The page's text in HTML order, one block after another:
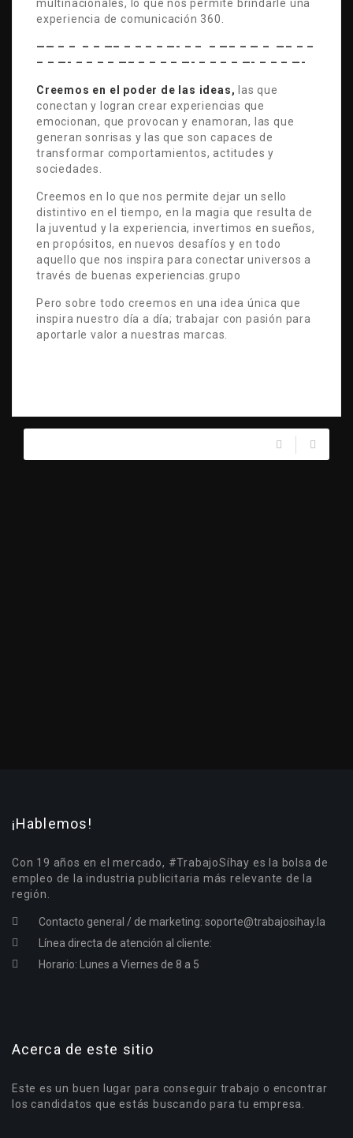
multinacionales, lo que nos permite brindarle una
experiencia de comunicación 360.
—— – – – – —– – – – – —- – – – —– – — – —– – –
– – —- – – – – —– – – – – —- – – – – —- – – – —-
Creemos en el poder de las ideas, las que
conectan y logran crear experiencias que
emocionan, que provocan y enamoran, las que
generan sonrisas y las que son capaces de
transformar comportamientos, actitudes y
sociedades.
Creemos en lo que nos permite dejar un sello
distintivo en el tiempo, en la magia que resulta de
la juventud y la experiencia, invertimos en sueños,
en propósitos, en nuevos desafíos y en todo
aquello que nos inspira para conectar universos a
través de buenas experiencias.grupo
Pero sobre todo creemos en una idea única que
inspira nuestro día a día; trabajar con pasión para
aportarle valor a nuestras marcas.
¡Hablemos!
Con 19 años en el mercado, #TrabajoSíhay es la bolsa de
empleo de la industria publicitaria más relevante de la
región.
Contacto general / de marketing: soporte@trabajosihay.la
Línea directa de atención al cliente:
Horario: Lunes a Viernes de 8 a 5
Acerca de este sitio
Este es un buen lugar para conseguir trabajo o encontrar
los candidatos que estás buscando para tu empresa.